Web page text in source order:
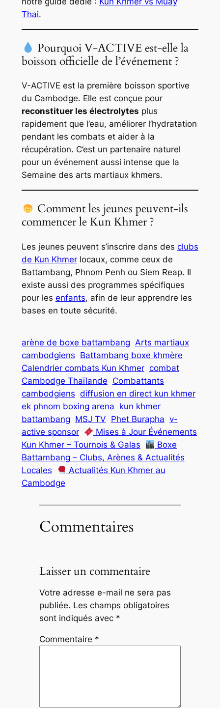
Thai.
Pourquoi V-ACTIVE est-elle la
boisson officielle de l’événement ?
V-ACTIVE est la première boisson sportive
du Cambodge. Elle est conçue pour
reconstituer les électrolytes plus
rapidement que l’eau, améliorer l’hydratation
pendant les combats et aider à la
récupération. C’est un partenaire naturel
pour un événement aussi intense que la
Semaine des arts martiaux khmers.
Comment les jeunes peuvent-ils
commencer le Kun Khmer ?
Les jeunes peuvent s’inscrire dans des clubs
de Kun Khmerlocaux, comme ceux de
Battambang, Phnom Penh ou Siem Reap. Il
existe aussi des programmes spécifiques
pour les enfants, afin de leur apprendre les
bases en toute sécurité.
arène de boxe battambang Arts martiaux
cambodgiens Battambang boxe khmère
Calendrier combats Kun Khmer combat
Cambodge Thaïlande Combattants
cambodgiens diffusion en direct kun khmer
ek phnom boxing arena kun khmer
battambang MSJ TV Phet Burapha v-
active sponsor
Mises à Jour Événements
Kun Khmer – Tournois & Galas
Boxe
Battambang – Clubs, Arènes & Actualités
Locales
Actualités Kun Khmer au
Cambodge
Commentaires
Laisser un commentaire
Votre adresse e-mail ne sera pas
publiée. Les champs obligatoires
sont indiqués avec *
Commentaire *